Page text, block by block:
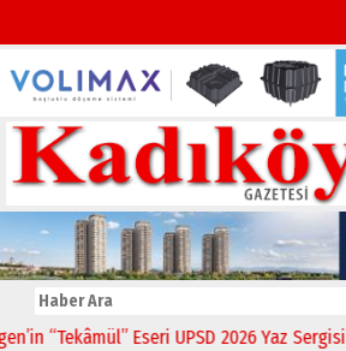
“Tekâmül” Eseri UPSD 2026 Yaz